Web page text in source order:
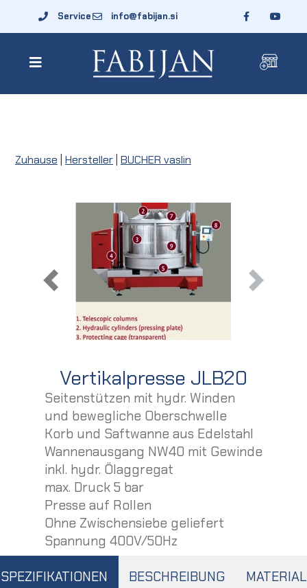
Service info@fabijan.si
Zuhause Hersteller BUCHER vaslin
Vertikalpresse JLB20
Seitenstützen mit hydr. Winden
und bewegliche Oberschwelle
Korb und Saftwanne aus Edelstahl
Wannenausgang NW40 mit Gewinde
inkl. hydr. Ölaggregat
max. Druck 5 bar
Presse auf Rollen
Ohne Zwischensiebe geliefert
Spannung 400V/50Hz
SPEZIFIKATIONEN BESCHREIBUNG MATERIAL